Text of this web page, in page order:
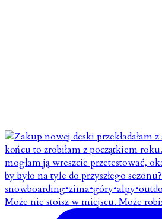
Może nie stoisz w miejscu. Może